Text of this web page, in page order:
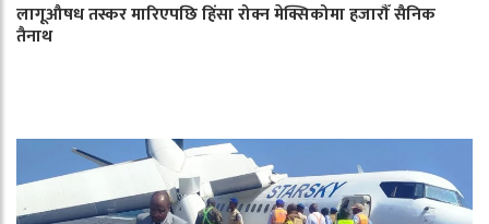
लागूऔषध तस्कर मारिएपछि हिंसा रोक्न मेक्सिकोमा हजारौँ सैनिक
तैनाथ